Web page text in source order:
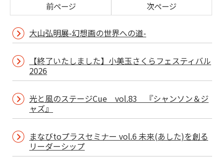
前ページ 次ページ
大山弘明展-幻想画の世界への道-
【終了いたしました】小美玉さくらフェスティバル
2026
光と風のステージCue vol.83 『シャンソン＆ジ
ャズ』
まなびtoプラスセミナー vol.6 未来(あした)を創る
リーダーシップ